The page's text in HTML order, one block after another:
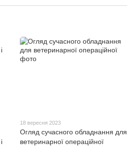
18 вересня 2023
Огляд сучасного обладнання для
ветеринарної операційної